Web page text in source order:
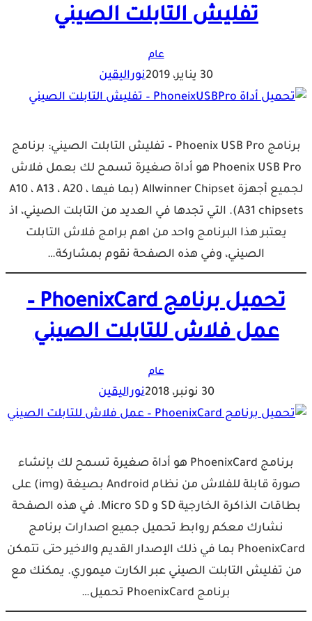
تفليش التابلت الصيني
عام
30 يناير، 2019 نوراليقين
برنامج Phoenix USB Pro – تفليش التابلت الصيني: برنامج
Phoenix USB Pro هو أداة صغيرة تسمح لك بعمل فلاش
لجميع أجهزة Allwinner Chipset (بما فيها A10 ، A13 ، A20 ،
A31 chipsets). التي تجدها في العديد من التابلت الصيني، اذ
يعتبر هذا البرنامج واحد من اهم برامج فلاش التابلت
الصيني، وفي هذه الصفحة نقوم بمشاركة…
تحميل برنامج PhoenixCard –
عمل فلاش للتابلت الصيني
عام
30 نونبر، 2018 نوراليقين
برنامج PhoenixCard هو أداة صغيرة تسمح لك بإنشاء
صورة قابلة للفلاش من نظام Android بصيغة (img) على
بطاقات الذاكرة الخارجية SD و Micro SD. في هذه الصفحة
نشارك معكم روابط تحميل جميع اصدارات برنامج
PhoenixCard بما في ذلك الإصدار القديم والاخير حتى تتمكن
من تفليش التابلت الصيني عبر الكارت ميموري. يمكنك مع
برنامج PhoenixCard تحميل…